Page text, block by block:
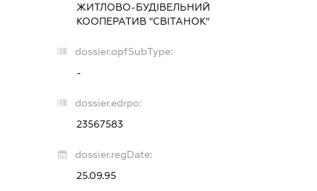
ЖИТЛОВО-БУДІВЕЛЬНИЙ
КООПЕРАТИВ "СВІТАНОК"
dossier.opfSubType:
-
dossier.edrpo:
23567583
dossier.regDate:
25.09.95